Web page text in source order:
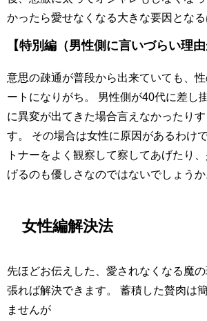
かったら愛せなくなる大きな要因とな
【特別編（男性側に言いづらい理
意思の疎通が普段から出来ていても、
ートになりがち。 男性側が40代に差し
に異変が出てきた場合言えなかったり
す。 その場合は女性に原因があるわけ
トナーをよく観察して察してあげたり
げるのも優しさなのではないでしょうか
女性編解決法
先ほどお伝えした、愛されなくなる魔
張れば解決できます。 蓄積した贅肉は
ませんが